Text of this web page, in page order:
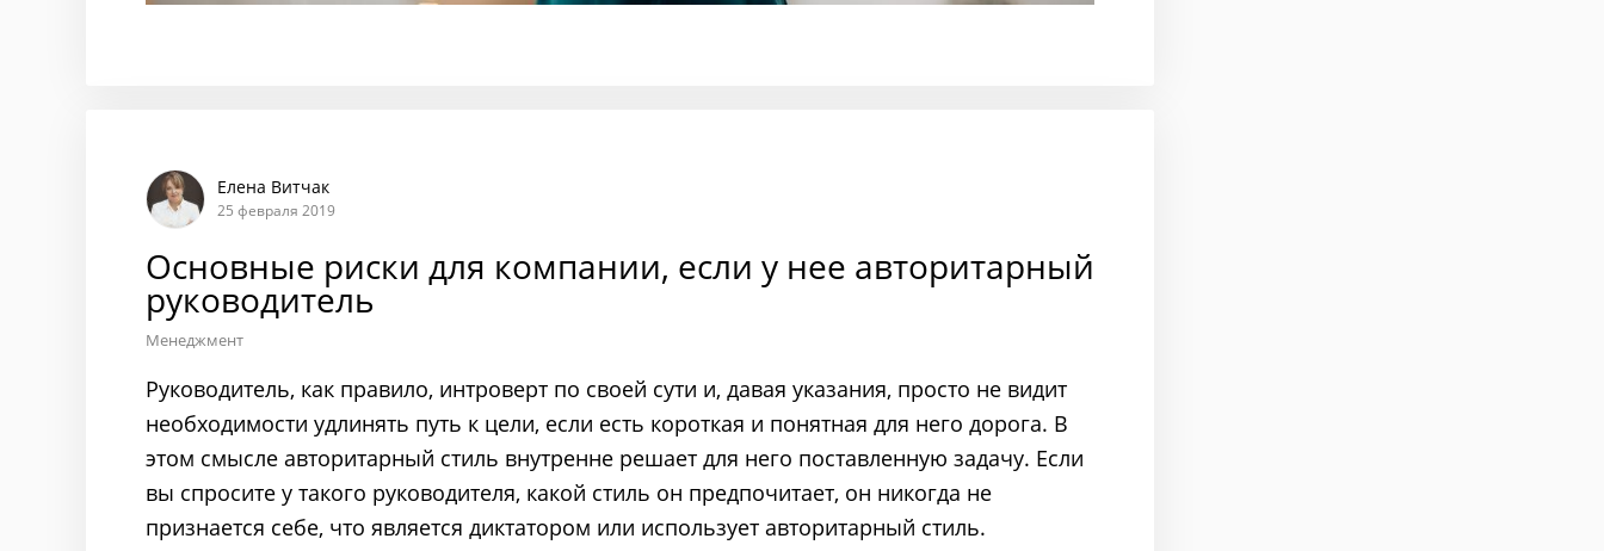
Елена Витчак
25 февраля 2019
Основные риски для компании, если у нее авторитарный
руководитель
Менеджмент
Руководитель, как правило, интроверт по своей сути и, давая указания, просто не видит
необходимости удлинять путь к цели, если есть короткая и понятная для него дорога. В
этом смысле авторитарный стиль внутренне решает для него поставленную задачу. Если
вы спросите у такого руководителя, какой стиль он предпочитает, он никогда не
признается себе, что является диктатором или использует авторитарный стиль.